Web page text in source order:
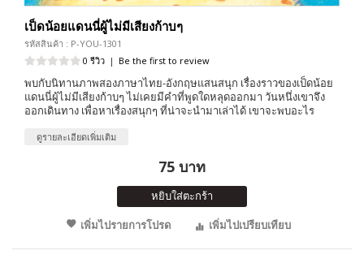
เป็ดน้อยแดนนี่ผู้ไม่มีเสียงก้าบๆ
รหัสสินค้า : P-YOU-1301
0 รีวิว | Be the first to review
พบกับนิทานภาพสองภาษาไทย-อังกฤษแสนสนุก เรื่องราวของเป็ดน้อย
แดนนี่ผู้ไม่มีเสียงก้าบๆ ไม่เคยมีคำที่พูดใดหลุดออกมา วันหนึ่งเขาจึง
ออกเดินทาง เพื่อหาเรื่องสนุกๆ ที่น่าจะนำมาเล่าได้ เขาจะพบอะไร
ดูรายละเอียดเพิ่มเติม
75 บาท
หยิบใส่ตะกร้า
เพิ่มไปรายการโปรด
เพิ่มไปเปรียบเทียบ